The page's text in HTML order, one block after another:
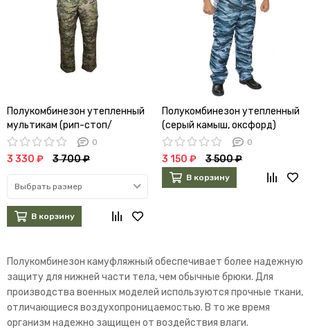
Полукомбинезон утепленный
мультикам (рип-стоп/
мембрана/холофайбер)
0
3 330 ₽ 3 700 ₽
Выбрать размер
В корзину
Полукомбинезон утепленный
(серый камыш, оксфорд)
0
3 150 ₽ 3 500 ₽
В корзину
Полукомбинезон камуфляжный обеспечивает более надежную
защиту для нижней части тела, чем обычные брюки. Для
производства военных моделей используются прочные ткани,
отличающиеся воздухопроницаемостью. В то же время
организм надежно защищен от воздействия влаги.